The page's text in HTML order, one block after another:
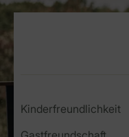
Kinderfreundlichkeit